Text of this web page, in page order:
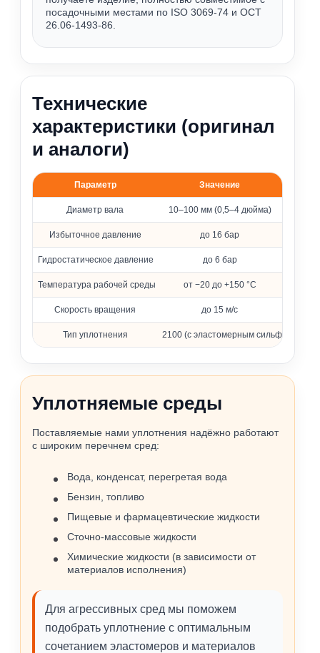
посадочными местами по ISO 3069-74 и ОСТ
26.06-1493-86.
Технические
характеристики (оригинал
и аналоги)
Основные параметры уплотнения 2100
Параметр Значение
Диаметр вала 10–100 мм (0,5–4 дюйма)
Избыточное давление до 16 бар
Гидростатическое давление до 6 бар
Температура рабочей среды от −20 до +150 °C
Скорость вращения до 15 м/с
Тип уплотнения 2100 (с эластомерным сильфоном)
Уплотняемые среды
Поставляемые нами уплотнения надёжно работают
с широким перечнем сред:
Вода, конденсат, перегретая вода
Бензин, топливо
Пищевые и фармацевтические жидкости
Сточно‑массовые жидкости
Химические жидкости (в зависимости от
материалов исполнения)
Для агрессивных сред мы поможем
подобрать уплотнение с оптимальным
сочетанием эластомеров и материалов